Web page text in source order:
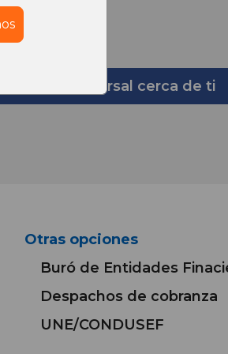
una sucursal cerca de ti
Otras opciones
Buró de Entidades
Despachos de cobranza
UNE/CONDUSEF